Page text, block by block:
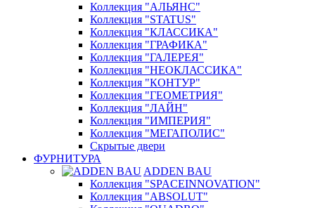
Коллекция "АЛЬЯНС"
Коллекция "STATUS"
Коллекция "КЛАССИКА"
Коллекция "ГРАФИКА"
Коллекция "ГАЛЕРЕЯ"
Коллекция "НЕОКЛАССИКА"
Коллекция "КОНТУР"
Коллекция "ГЕОМЕТРИЯ"
Коллекция "ЛАЙН"
Коллекция "ИМПЕРИЯ"
Коллекция "МЕГАПОЛИС"
Скрытые двери
ФУРНИТУРА
ADDEN BAU
Коллекция "SPACEINNOVATION"
Коллекция "ABSOLUT"